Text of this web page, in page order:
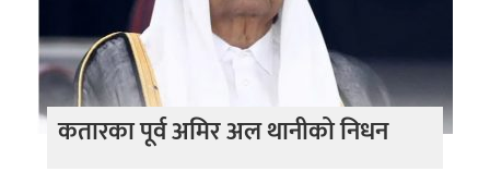
कतारका पूर्व अमिर अल थानीको निधन